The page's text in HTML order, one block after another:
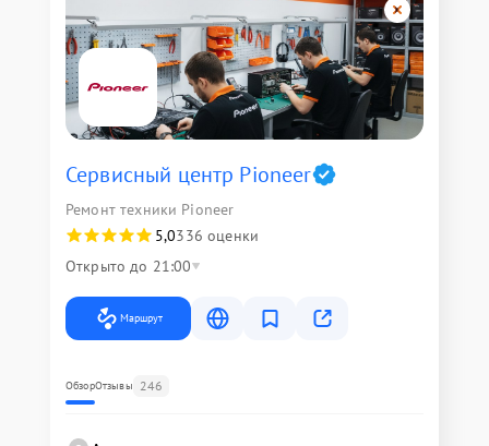
Сервисный центр Pioneer
Ремонт техники Pioneer
5,0336 оценки
Открыто до 21:00
Маршрут
ОбзорОтзывы 246